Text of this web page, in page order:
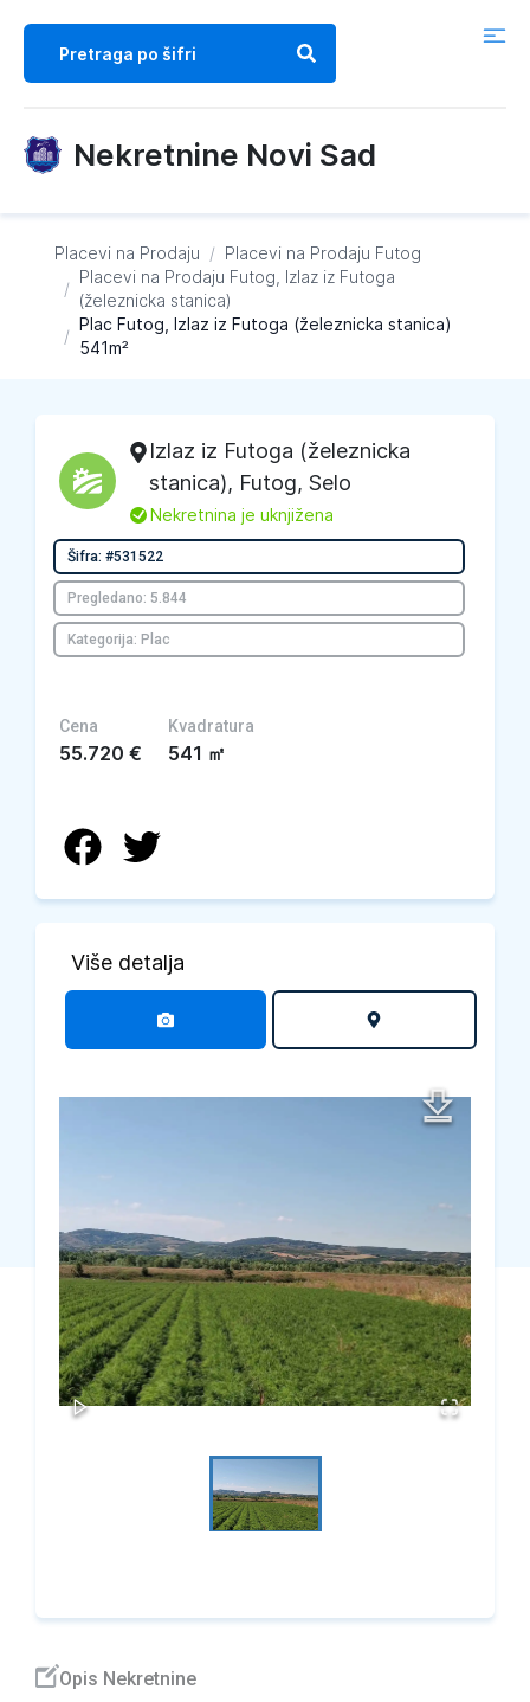
Nekretnine Novi Sad
Placevi na Prodaju / Placevi na Prodaju Futog
/
Placevi na Prodaju Futog, Izlaz iz Futoga
(železnicka stanica)
/
Plac Futog, Izlaz iz Futoga (železnicka stanica)
541m²
Izlaz iz Futoga (železnicka
stanica), Futog, Selo
L Nekretnina je uknjižena
Šifra: #531522
Pregledano: 5.844
Kategorija: Plac
Cena
55.720 €
Kvadratura
541 ㎡
Više detalja
Opis Nekretnine